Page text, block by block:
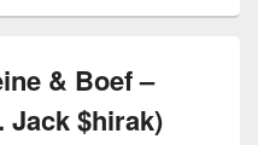
& Boef –
Jack $hirak)